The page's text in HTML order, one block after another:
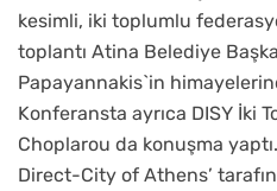
kesimli, iki toplumlu
toplantı Atina Belediye
Papayannakis`in
Konferansta ayrıca DISY İki
Choplarou da konuşma
Direct-City of Athens’